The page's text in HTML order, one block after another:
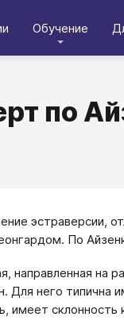
Обучение
по
эстраверсии,
По
направленная на
него типична
склонность